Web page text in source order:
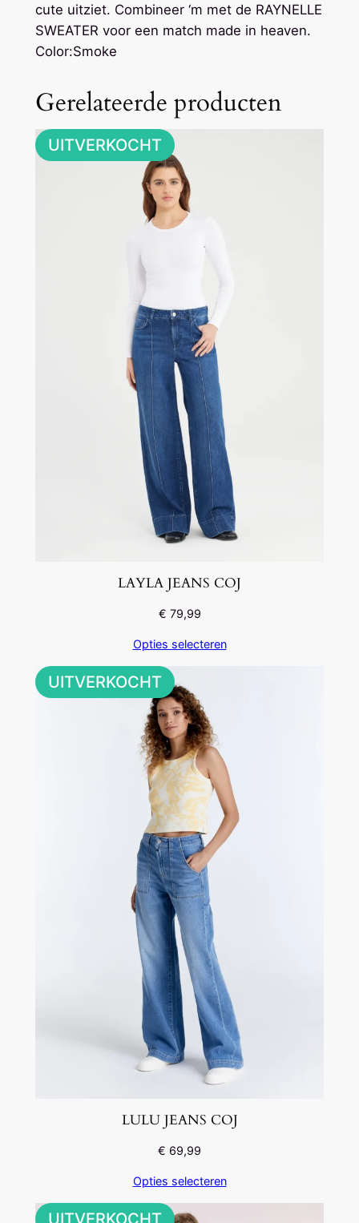
lcute uitziet. Combineer ‘m met de RAYNELLE
SWEATER voor een match made in heaven.
Color:Smoke
Gerelateerde producten
UITVERKOCHT
LAYLA JEANS COJ
€ 79,99
Opties selecteren
UITVERKOCHT
LULU JEANS COJ
€ 69,99
Opties selecteren
UITVERKOCHT